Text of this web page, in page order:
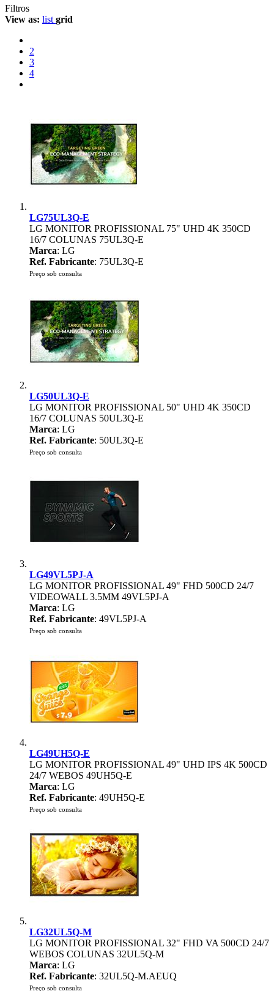
Filtros
View as: list grid
2
3
4
LG75UL3Q-E
LG MONITOR PROFISSIONAL 75" UHD 4K 350CD
16/7 COLUNAS 75UL3Q-E
Marca: LG
Ref. Fabricante: 75UL3Q-E
Preço sob consulta
LG50UL3Q-E
LG MONITOR PROFISSIONAL 50" UHD 4K 350CD
16/7 COLUNAS 50UL3Q-E
Marca: LG
Ref. Fabricante: 50UL3Q-E
Preço sob consulta
LG49VL5PJ-A
LG MONITOR PROFISSIONAL 49" FHD 500CD 24/7
VIDEOWALL 3.5MM 49VL5PJ-A
Marca: LG
Ref. Fabricante: 49VL5PJ-A
Preço sob consulta
LG49UH5Q-E
LG MONITOR PROFISSIONAL 49" UHD IPS 4K 500CD
24/7 WEBOS 49UH5Q-E
Marca: LG
Ref. Fabricante: 49UH5Q-E
Preço sob consulta
LG32UL5Q-M
LG MONITOR PROFISSIONAL 32" FHD VA 500CD 24/7
WEBOS COLUNAS 32UL5Q-M
Marca: LG
Ref. Fabricante: 32UL5Q-M.AEUQ
Preço sob consulta